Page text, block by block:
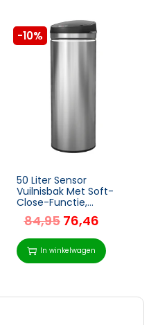
-10%
50 Liter Sensor
Vuilnisbak Met Soft-
Close-Functie,
Aanraakvrije Afvalbak
Van Roestvrij Staal Voor
Hygiënische Keukens,
Kantoren, Zilverkleurig
84,95 76,46
In winkelwagen